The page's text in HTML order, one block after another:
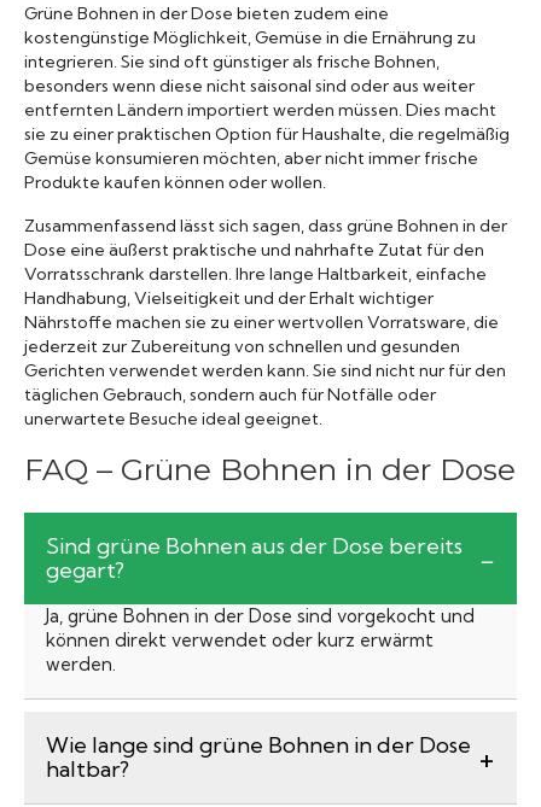
Grüne Bohnen in der Dose bieten zudem eine
kostengünstige Möglichkeit, Gemüse in die Ernährung zu
integrieren. Sie sind oft günstiger als frische Bohnen,
besonders wenn diese nicht saisonal sind oder aus weiter
entfernten Ländern importiert werden müssen. Dies macht
sie zu einer praktischen Option für Haushalte, die regelmäßig
Gemüse konsumieren möchten, aber nicht immer frische
Produkte kaufen können oder wollen.
Zusammenfassend lässt sich sagen, dass grüne Bohnen in der
Dose eine äußerst praktische und nahrhafte Zutat für den
Vorratsschrank darstellen. Ihre lange Haltbarkeit, einfache
Handhabung, Vielseitigkeit und der Erhalt wichtiger
Nährstoffe machen sie zu einer wertvollen Vorratsware, die
jederzeit zur Zubereitung von schnellen und gesunden
Gerichten verwendet werden kann. Sie sind nicht nur für den
täglichen Gebrauch, sondern auch für Notfälle oder
unerwartete Besuche ideal geeignet.
FAQ – Grüne Bohnen in der Dose
Sind grüne Bohnen aus der Dose bereits
gegart?
Ja, grüne Bohnen in der Dose sind vorgekocht und
können direkt verwendet oder kurz erwärmt
werden.
Wie lange sind grüne Bohnen in der Dose
haltbar?